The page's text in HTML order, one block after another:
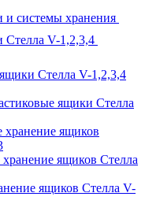
системы хранения
Стелла V-1,2,3,4
Стелла V-1,2,3,4
ящики Стелла
хранение ящиков
хранение ящиков Стелла
ящиков Стелла V-